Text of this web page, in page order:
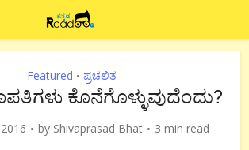
Featured • ಪ್ರಚಲಿತ
ಕೊನೆಗೊಳ್ಳುವುದೆಂದು?
by Shivaprasad Bhat 3 min read